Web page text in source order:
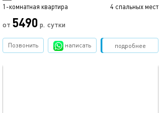
1-комнатная квартира
4 спальных мест
от 5490 р. сутки
подробнее
Позвонить написать Забронировать